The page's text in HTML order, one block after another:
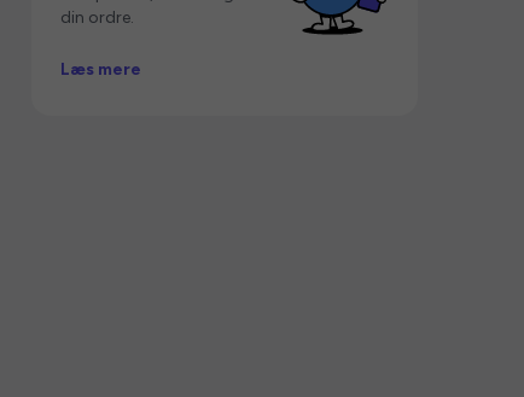
din ordre.
Læs mere